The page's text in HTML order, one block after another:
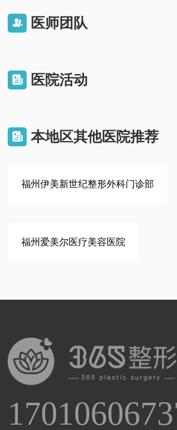
 医师团队
 医院活动
 本地区其他医院推荐
福州伊美新世纪整形外科门诊部
福州爱美尔医疗美容医院